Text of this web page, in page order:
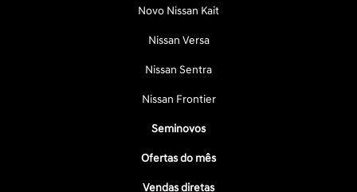
Novo Nissan Kait
Nissan Versa
Nissan Sentra
Nissan Frontier
Seminovos
Ofertas do mês
Vendas diretas